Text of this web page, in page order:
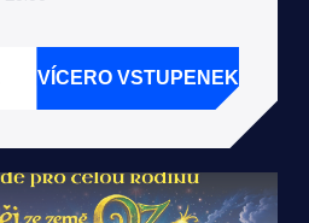
VÍCERO VSTUPENEK